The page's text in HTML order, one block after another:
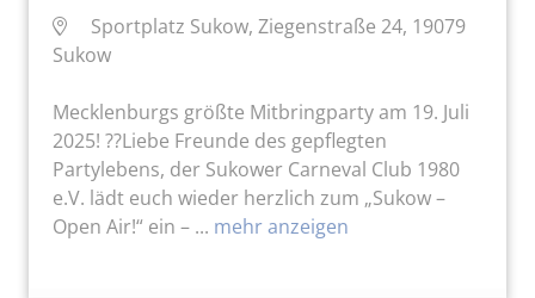
Sportplatz Sukow, Ziegenstraße 24, 19079
Sukow
Mecklenburgs größte Mitbringparty am 19. Juli
2025! ??Liebe Freunde des gepflegten
Partylebens, der Sukower Carneval Club 1980
e.V. lädt euch wieder herzlich zum „Sukow –
Open Air!“ ein – ... mehr anzeigen